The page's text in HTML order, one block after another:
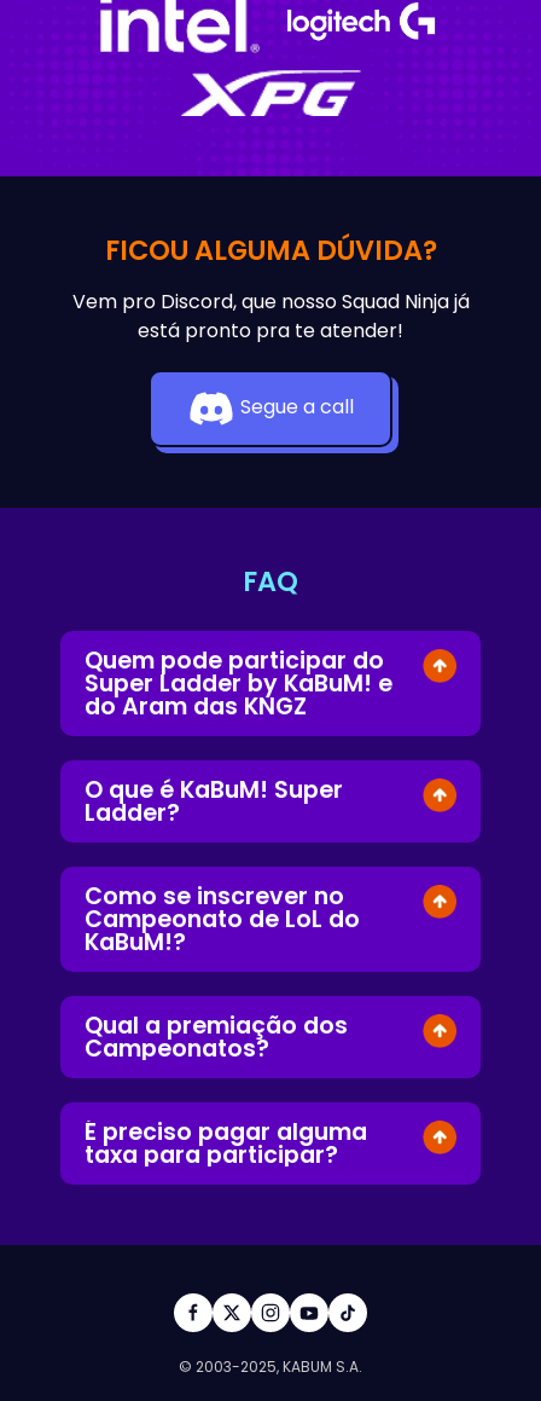
FICOU ALGUMA DÚVIDA?
Vem pro Discord, que nosso Squad Ninja já
está pronto pra te atender!
Segue a call
FAQ
Quem pode participar do
Super Ladder by KaBuM! e
do Aram das KNGZ
O que é KaBuM! Super
Ladder?
Como se inscrever no
Campeonato de LoL do
KaBuM!?
Qual a premiação dos
Campeonatos?
É preciso pagar alguma
taxa para participar?
© 2003-2025, KABUM S.A.